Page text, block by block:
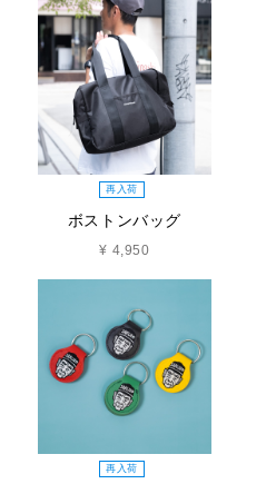
再入荷
ボストンバッグ
¥ 4,950
再入荷